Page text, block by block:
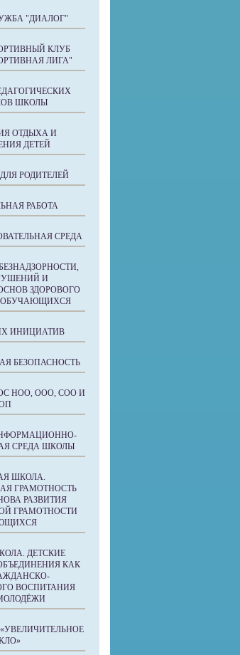
"ДИАЛОГ"
КЛУБ
ЛИГА"
ШКОЛЫ
ОТДЫХА И
ДЕТЕЙ
РОДИТЕЛЕЙ
РАБОТА
СРЕДА
И
ЗДОРОВОГО
ОБУЧАЮЩИХСЯ
ИНИЦИАТИВ
БЕЗОПАСНОСТЬ
НОО, ООО, СОО И
СРЕДА ШКОЛЫ
ШКОЛА.
ГРАМОТНОСТЬ
РАЗВИТИЯ
ГРАМОТНОСТИ
ДЕТСКИЕ
КАК
ВОСПИТАНИЯ